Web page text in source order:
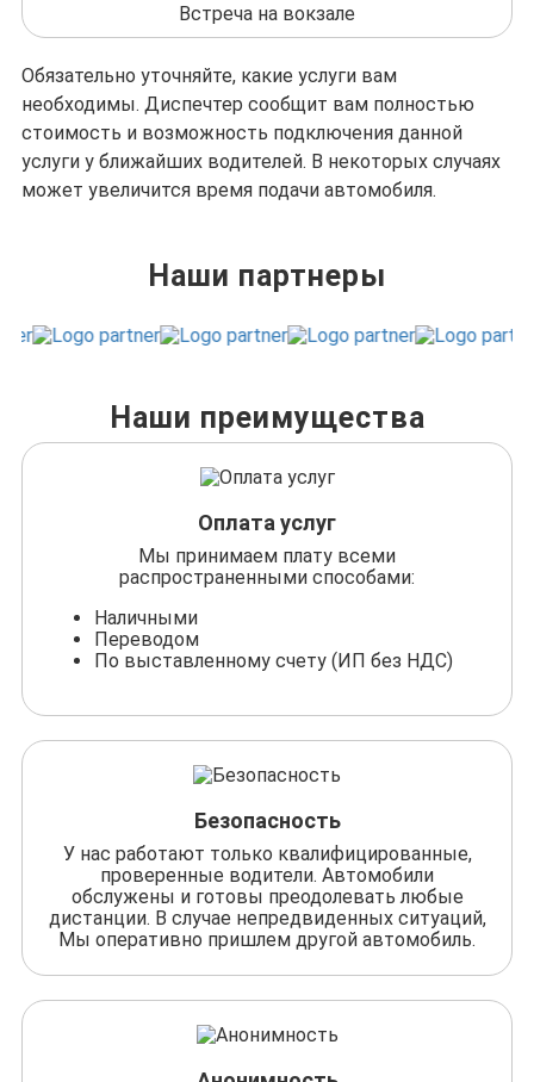
Встреча на вокзале
Обязательно уточняйте, какие услуги вам
необходимы. Диспечтер сообщит вам полностью
стоимость и возможность подключения данной
услуги у ближайших водителей. В некоторых случаях
может увеличится время подачи автомобиля.
Наши партнеры
Наши преимущества
Оплата услуг
Мы принимаем плату всеми
распространенными способами:
Наличными
Переводом
По выставленному счету (ИП без НДС)
Безопасность
У нас работают только квалифицированные,
проверенные водители. Автомобили
обслужены и готовы преодолевать любые
дистанции. В случае непредвиденных ситуаций,
Мы оперативно пришлем другой автомобиль.